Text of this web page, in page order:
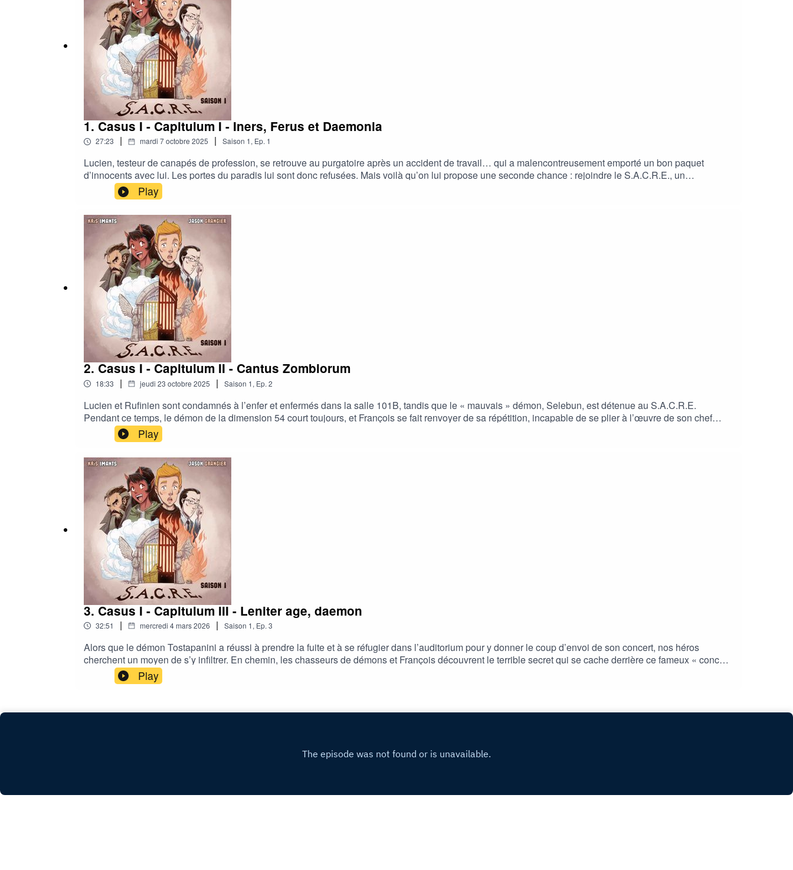
1. Casus I - Capitulum I - Iners, Ferus et Daemonia
27:23 | mardi 7 octobre 2025 | Saison 1, Ep. 1
Lucien, testeur de canapés de profession, se retrouve au purgatoire après un accident de travail… qui a malencontreusement emporté un bon paquet
d’innocents avec lui. Les portes du paradis lui sont donc refusées. Mais voilà qu’on lui propose une seconde chance : rejoindre le S.A.C.R.E., un
département de l’Au-delà chargé de traquer les démons renégats et de les renvoyer en enfer.Créé par Kris Imants et Jason GrangierAvec les voix de
:Nathalie Ferreira (Selebun)Thomas Wendling (Père Rufinien)Laurent Guiot (Bureaucreate)Jason Grangier (Lucien, François, Tostapanini et le reste de la
dimension 54)Réalisé par Jason Grangier
Play
2. Casus I - Capitulum II - Cantus Zombiorum
18:33 | jeudi 23 octobre 2025 | Saison 1, Ep. 2
Lucien et Rufinien sont condamnés à l’enfer et enfermés dans la salle 101B, tandis que le « mauvais » démon, Selebun, est détenue au S.A.C.R.E.
Pendant ce temps, le démon de la dimension 54 court toujours, et François se fait renvoyer de sa répétition, incapable de se plier à l’œuvre de son chef
d’orchestre.Créé par Kris Imants et Jason GrangierAvec les voix de :Nathalie Ferreira (Selebun)Thomas Wendling (Père Rufinien)Laurent Guiot
(Bureaucreate)Jason Grangier (Lucien, François, Tostapanini et le reste de la dimension 54)Réalisé par Jason Grangier
Play
3. Casus I - Capitulum III - Leniter age, daemon
32:51 | mercredi 4 mars 2026 | Saison 1, Ep. 3
Alors que le démon Tostapanini a réussi à prendre la fuite et à se réfugier dans l’auditorium pour y donner le coup d’envoi de son concert, nos héros
cherchent un moyen de s’y infiltrer. En chemin, les chasseurs de démons et François découvrent le terrible secret qui se cache derrière ce fameux « concert
».Créé par Kris Imants et Jason GrangierAvec les voix de :Nathalie Ferreira (Selebun)Thomas Wendling (Père Rufinien)Laurent Guiot (Bureaucreate)Jason
Grangier (Lucien, François, Tostapanini et le reste de la dimension 54)Réalisé par Jason Grangier
Play